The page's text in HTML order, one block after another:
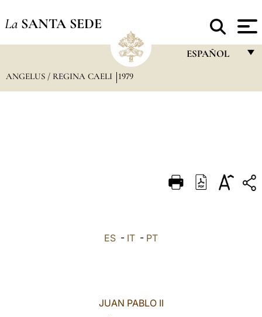
La SANTA SEDE
ESPAÑOL
DEUTSCH
ANGELUS / REGINA CAELI 1979
ES - IT - PT
JUAN PABLO II